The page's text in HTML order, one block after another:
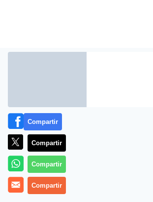
Más información
Compartir
Compartir
Compartir
Compartir